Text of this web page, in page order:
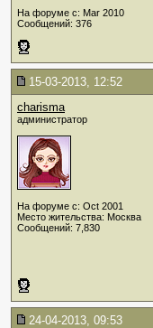
На форуме с: Mar 2010
Сообщений: 376
15-03-2013, 12:52
charisma
администратор
На форуме с: Oct 2001
Место жительства: Москва
Сообщений: 7,830
24-04-2013, 09:53